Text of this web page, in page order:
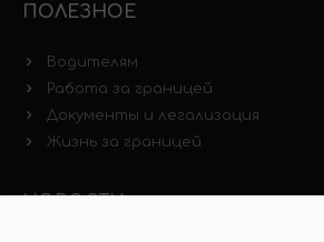
ПОЛЕЗНОЕ
Водителям
Работа за границей
Документы и легализация
Жизнь за границей
НОВОСТИ